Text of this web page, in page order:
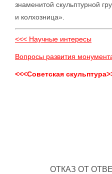
знаменитой скульптурной
и колхозница».
<<< Научные интересы
Вопросы развития
<<<Советская
ОТКАЗ ОТ